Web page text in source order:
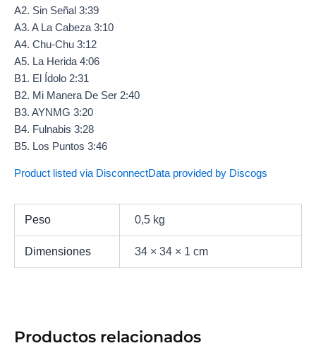
A2. Sin Señal 3:39
A3. A La Cabeza 3:10
A4. Chu-Chu 3:12
A5. La Herida 4:06
B1. El Ídolo 2:31
B2. Mi Manera De Ser 2:40
B3. AYNMG 3:20
B4. Fulnabis 3:28
B5. Los Puntos 3:46
Product listed via DisconnectData provided by Discogs
Peso 0,5 kg
Dimensiones 34 × 34 × 1 cm
Productos relacionados